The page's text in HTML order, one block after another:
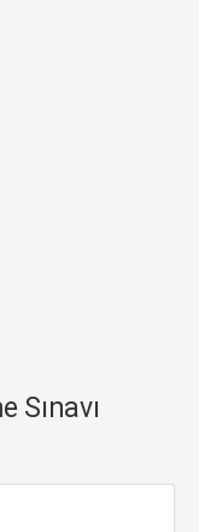
Sınavı